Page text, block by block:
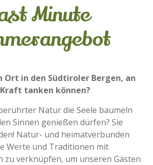
Minute
Ort in den Südtiroler Bergen, an
tanken können?
Natur die Seele baumeln
Sinnen genießen dürfen? Sie
Natur- und heimatverbunden
Werte und Traditionen mit
zu verknüpfen, um unseren Gästen